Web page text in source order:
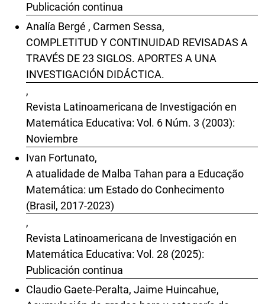
Publicación continua
Analía Bergé , Carmen Sessa,
COMPLETITUD Y CONTINUIDAD REVISADAS A
TRAVÉS DE 23 SIGLOS. APORTES A UNA
INVESTIGACIÓN DIDÁCTICA.
,
Revista Latinoamericana de Investigación en
Matemática Educativa: Vol. 6 Núm. 3 (2003):
Noviembre
Ivan Fortunato,
A atualidade de Malba Tahan para a Educação
Matemática: um Estado do Conhecimento
(Brasil, 2017-2023)
,
Revista Latinoamericana de Investigación en
Matemática Educativa: Vol. 28 (2025):
Publicación continua
Claudio Gaete-Peralta, Jaime Huincahue,